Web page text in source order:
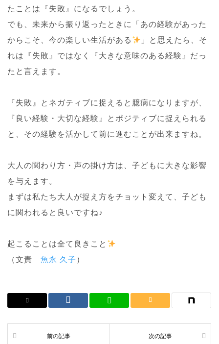
たことは『失敗』になるでしょう。
でも、未来から振り返ったときに「あの経験があった
からこそ、今の楽しい生活がある
」と思えたら、そ
れは『失敗』ではなく『大きな意味のある経験』だっ
たと言えます。
『失敗』とネガティブに捉えると臆病になりますが、
『良い経験・大切な経験』とポジティブに捉えられる
と、その経験を活かして前に進むことが出来ますね。
大人の関わり方・声の掛け方は、子どもに大きな影響
を与えます。
まずは私たち大人が捉え方をチョット変えて、子ども
に関われると良いですね♪
起こることは全て良きこと
（文責 魚永 久子 ）
前の記事 次の記事